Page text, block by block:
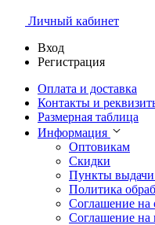
Личный кабинет
Вход
Регистрация
Оплата и доставка
Контакты и
Размерная таблица
Информация
Оптовикам
Скидки
Пункты
Политика
Соглашение на
Соглашение на